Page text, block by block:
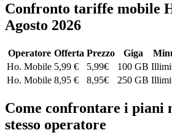
Confronto tariffe mobile
Agosto 2026
Operatore Offerta Prezzo Giga
Ho. Mobile 5,99 € 5,99€ 100 GB
Ho. Mobile 8,95 € 8,95€ 250 GB
Come confrontare i piani
stesso operatore